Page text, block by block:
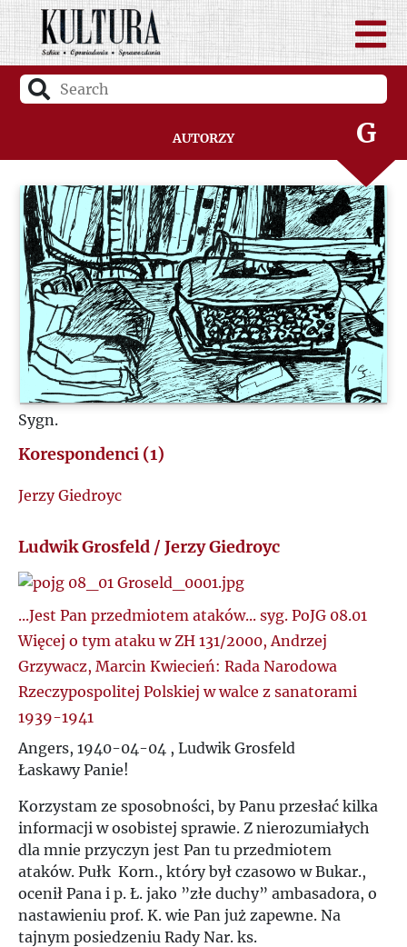
Autorzy
D
F
G
H
I
J
K
L
P
Q
Ś
T
Sygn.
Korespondenci (1)
Jerzy Giedroyc
Ludwik Grosfeld / Jerzy Giedroyc
...Jest Pan przedmiotem ataków... syg. PoJG 08.01
Więcej o tym ataku w ZH 131/2000, Andrzej
Grzywacz, Marcin Kwiecień: Rada Narodowa
Rzeczypospolitej Polskiej w walce z sanatorami
1939-1941
Angers, 1940-04-04 , Ludwik Grosfeld
Łaskawy Panie!
Korzystam ze sposobności, by Panu przesłać kilka
informacji w osobistej sprawie. Z nierozumiałych
dla mnie przyczyn jest Pan tu przedmiotem
ataków. Pułk Korn., który był czasowo w Bukar.,
ocenił Pana i p. Ł. jako ”złe duchy” ambasadora, o
nastawieniu prof. K. wie Pan już zapewne. Na
tajnym posiedzeniu Rady Nar. ks.